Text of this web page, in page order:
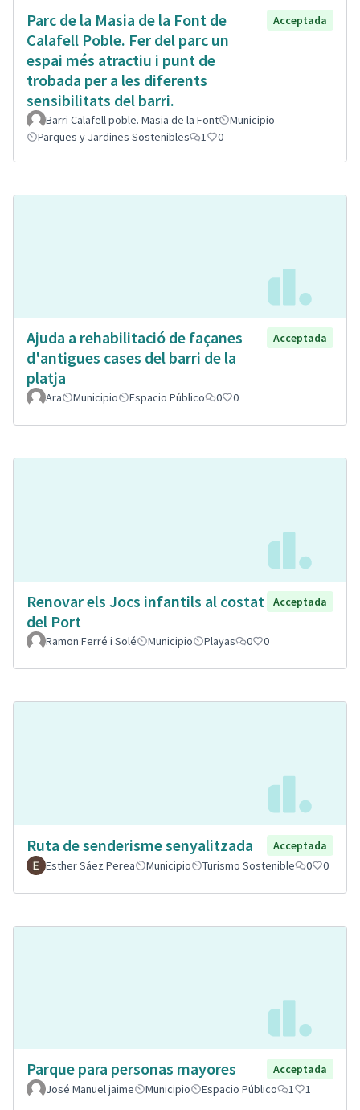
Parc de la Masia de la Font de
Calafell Poble. Fer del parc un
espai més atractiu i punt de
trobada per a les diferents
sensibilitats del barri.
Acceptada
Barri Calafell poble. Masia de la Font
Municipio
Parques y Jardines Sostenibles
1 0
Ajuda a rehabilitació de façanes
d'antigues cases del barri de la
platja
Acceptada
Ara Municipio Espacio Público 0 0
Renovar els Jocs infantils al costat
del Port
Acceptada
Ramon Ferré i Solé Municipio Playas 0 0
Ruta de senderisme senyalitzada
Acceptada
Esther Sáez Perea
Municipio Turismo Sostenible 0 0
Parque para personas mayores
Acceptada
José Manuel jaime
Municipio Espacio Público 1 1